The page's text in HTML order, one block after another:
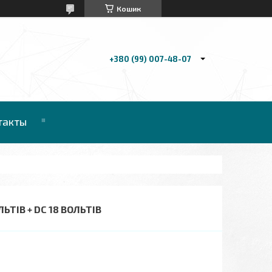
Кошик
+380 (99) 007-48-07
+ DC 18 ВОЛЬТІВ